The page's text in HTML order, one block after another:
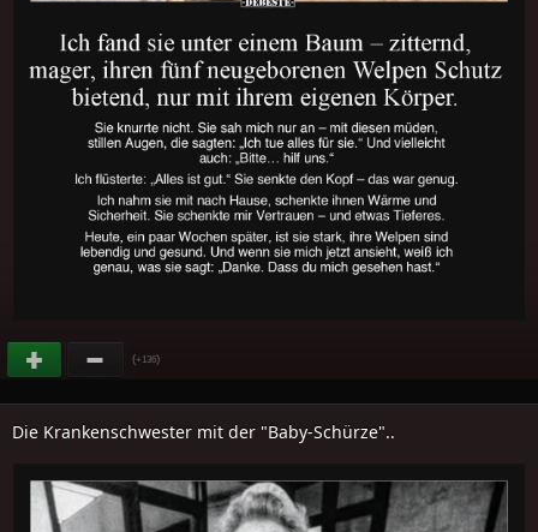
(+136)
Die Krankenschwester mit der "Baby-Schürze"..